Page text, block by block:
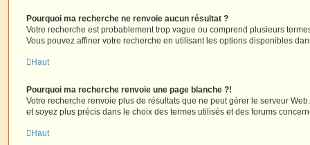
Pourquoi ma recherche ne renvoie aucun résultat ?
Votre recherche est probablement trop vague ou comprend plusieurs
Vous pouvez affiner votre recherche en utilisant les options disponibles
Haut
Pourquoi ma recherche renvoie une page blanche ?!
Votre recherche renvoie plus de résultats que ne peut gérer le serveur
et soyez plus précis dans le choix des termes utilisés et des forums
Haut